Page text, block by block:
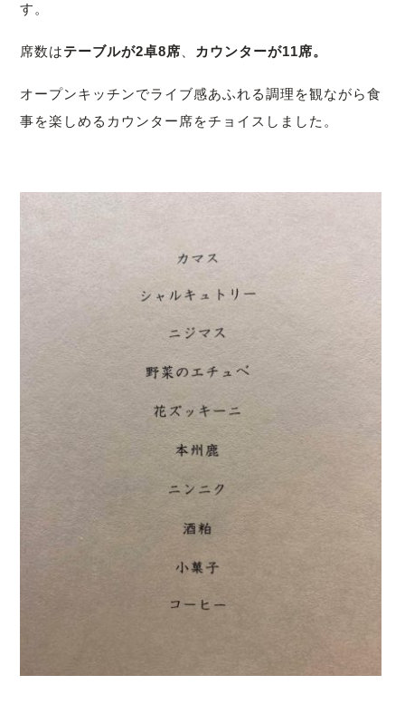
す。
席数はテーブルが2卓8席 カウンターが11席。
オープンキッチンでライブ感あふれる調理を観ながら食
事を楽しめるカウンター席をチョイスしました。